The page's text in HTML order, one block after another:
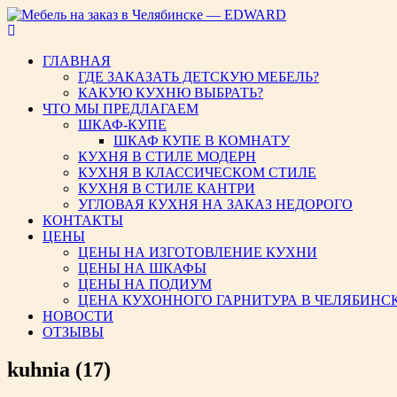
Мебель на заказ в
ГЛАВНАЯ
ГДЕ ЗАКАЗАТЬ ДЕТСКУЮ МЕБЕЛЬ?
КАКУЮ КУХНЮ ВЫБРАТЬ?
ЧТО МЫ ПРЕДЛАГАЕМ
ШКАФ-КУПЕ
ШКАФ КУПЕ В КОМНАТУ
КУХНЯ В СТИЛЕ МОДЕРН
КУХНЯ В КЛАССИЧЕСКОМ СТИЛЕ
КУХНЯ В СТИЛЕ КАНТРИ
УГЛОВАЯ КУХНЯ НА ЗАКАЗ НЕДОРОГО
КОНТАКТЫ
ЦЕНЫ
ЦЕНЫ НА ИЗГОТОВЛЕНИЕ КУХНИ
ЦЕНЫ НА ШКАФЫ
ЦЕНЫ НА ПОДИУМ
ЦЕНА КУХОННОГО ГАРНИТУРА В
НОВОСТИ
ОТЗЫВЫ
kuhnia (17)